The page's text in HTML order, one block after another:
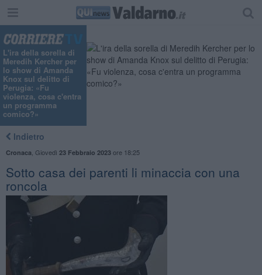
L'ira della sorella di
Meredih Kercher per
lo show di Amanda
Knox sul delitto di
Perugia: «Fu
violenza, cosa c'entra
un programma
comico?»
Indietro
Cronaca Giovedì 23 Febbraio 2023ore 18:25
Sotto casa dei parenti li minaccia con una
roncola